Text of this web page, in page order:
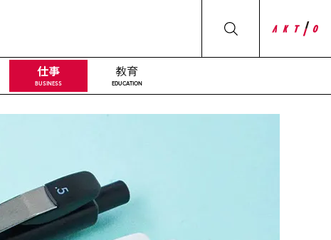
仕事
BUSINESS
教育
EDUCATION